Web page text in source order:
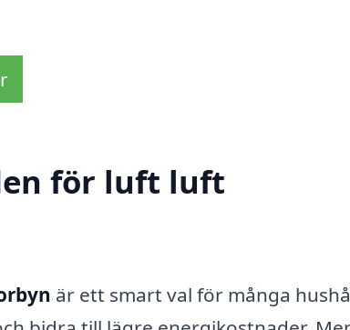
för luft luft
är ett smart val för många